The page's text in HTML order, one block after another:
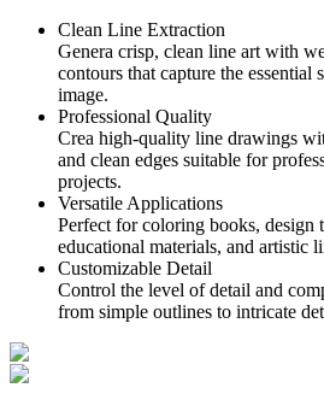
Clean Line Extraction
Genera crisp, clean line art with
contours that capture the
image.
Professional Quality
Crea high-quality line drawings
and clean edges suitable for
projects.
Versatile Applications
Perfect for coloring books, design
educational materials, and artistic
Customizable Detail
Control the level of detail and
from simple outlines to intricate